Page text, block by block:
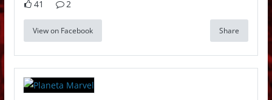
41 2
View on Facebook Share